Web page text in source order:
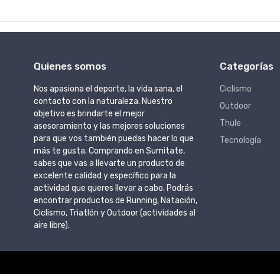
Quienes somos
Nos apasiona el deporte, la vida sana, el
contacto con la naturaleza. Nuestro
objetivo es brindarte el mejor
asesoramiento y las mejores soluciones
para que vos también puedas hacer lo que
más te gusta. Comprando en Sumitate,
sabes que vas a llevarte un producto de
excelente calidad y específico para la
actividad que queres llevar a cabo. Podrás
encontrar productos de Running, Natación,
Ciclismo, Triatlón y Outdoor (actividades al
aire libre).
Categorías
Ciclismo
Outdoor
Thule
Tecnología